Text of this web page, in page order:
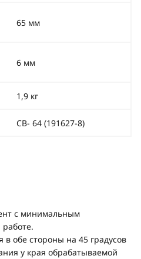
65 мм
6 мм
1,9 кг
СВ- 64 (191627-8)
с минимальным
в обе стороны на 45 градусов
у края обрабатываемой